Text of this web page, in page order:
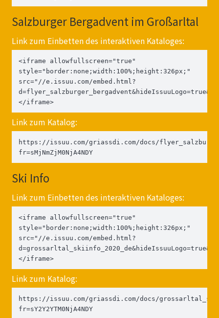
Salzburger Bergadvent im Großarltal
Link zum Einbetten des interaktiven Kataloges:
<iframe allowfullscreen="true"
style="border:none;width:100%;height:326px;"
src="//e.issuu.com/embed.html?
</iframe>
Link zum Katalog:
https://issuu.com/griassdi.com/docs/
fr=sMjNmZjM0NjA4NDY
Ski Info
Link zum Einbetten des interaktiven Kataloges:
<iframe allowfullscreen="true"
style="border:none;width:100%;height:326px;"
src="//e.issuu.com/embed.html?
</iframe>
Link zum Katalog:
https://issuu.com/griassdi.com/docs/
fr=sY2Y2YTM0NjA4NDY